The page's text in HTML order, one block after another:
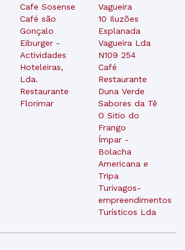
Cafe Sosense
Café são
Gonçalo
Eiburger -
Actividades
Hoteleiras,
Lda.
Restaurante
Florimar
Vagueira
10 Iluzões
Esplanada
Vagueira Lda
N109 254
Café
Restaurante
Duna Verde
Sabores da Tê
O Sitio do
Frango
Ímpar -
Bolacha
Americana e
Tripa
Turivagos-
empreendimentos
Turísticos Lda